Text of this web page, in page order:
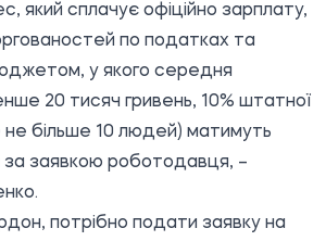
який сплачує офіційно зарплату,
по податках та
у якого середня
20 тисяч гривень, 10% штатної
не більше 10 людей) матимуть
за заявкою роботодавця, –
потрібно подати заявку на